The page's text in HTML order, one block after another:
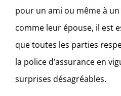
pour un ami ou même à
comme leur épouse, il est
que toutes les parties
la police d’assurance en
surprises désagréables.